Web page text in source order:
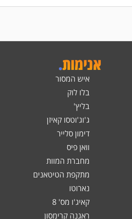
אנימות.
איש המסור
בלו לוק
בליץ'
ג'וג'וטסו קאיזן
דימון סלייר
וואן פיס
מחברת המוות
מתקפת הטיטאנים
נארוטו
קאיג'ו מס' 8
ראגנה קרימסון